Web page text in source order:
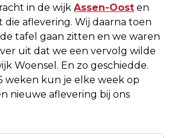
in de wijk Assen-Oost en
die aflevering. Wij daarna toen
tafel gaan zitten en we waren
uit dat we een vervolg wilde
Woensel. En zo geschiedde.
weken kun je elke week op
nieuwe aflevering bij ons